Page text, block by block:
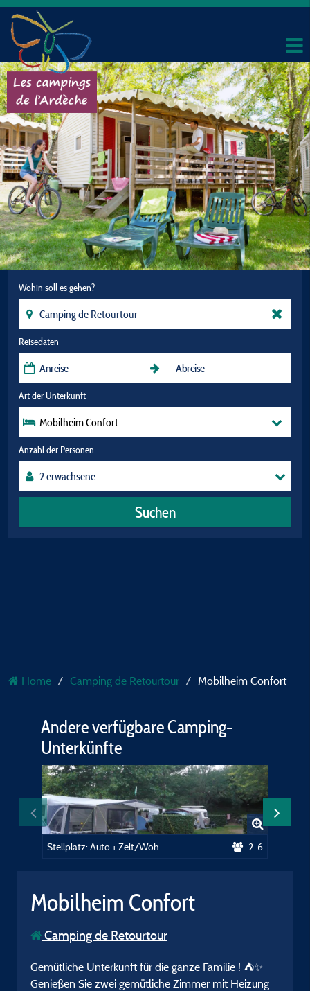
Wohin soll es gehen?
Reisedaten
Art der Unterkunft
Mobilheim Confort
Anzahl der Personen
Suchen
Home Camping de Retourtour Mobilheim Confort
Andere verfügbare Camping-
Unterkünfte
2-6
Mobilheim Confort
Camping de Retourtour
Gemütliche Unterkunft für die ganze Familie ! ⛺✨
Genießen Sie zwei gemütliche Zimmer mit Heizung